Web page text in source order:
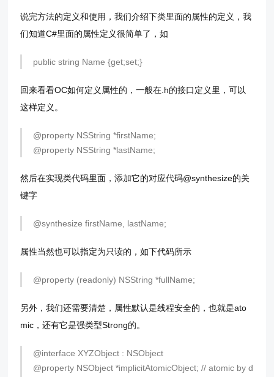
说完方法的定义和使用，我们介绍下类里面的属性的定义，我
们知道C#里面的属性定义很简单了，如
public string Name {get;set;}
回来看看OC如何定义属性的，一般在.h的接口定义里，可以
这样定义。
@property NSString *firstName;
@property NSString *lastName;
然后在实现类代码里面，添加它的对应代码@synthesize的关
键字
@synthesize firstName, lastName;
属性当然也可以指定为只读的，如下代码所示
@property (readonly) NSString *fullName;
另外，我们还需要清楚，属性默认是线程安全的，也就是ato
mic，还有它是强类型Strong的。
@interface XYZObject : NSObject
@property NSObject *implicitAtomicObject; // atomic by d